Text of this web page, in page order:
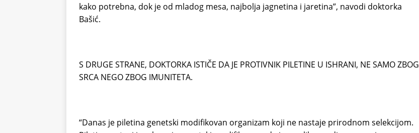
kako potrebna, dok je od mladog mesa, najbolja jagnetina i jaretina”, navodi doktorka
Bašić.
S DRUGE STRANE, DOKTORKA ISTIČE DA JE PROTIVNIK PILETINE U ISHRANI, NE SAMO ZBOG
SRCA NEGO ZBOG IMUNITETA.
“Danas je piletina genetski modifikovan organizam koji ne nastaje prirodnom selekcijom.